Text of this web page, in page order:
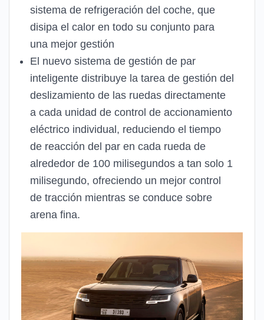
sistema de refrigeración del coche, que
disipa el calor en todo su conjunto para
una mejor gestión
El nuevo sistema de gestión de par
inteligente distribuye la tarea de gestión del
deslizamiento de las ruedas directamente
a cada unidad de control de accionamiento
eléctrico individual, reduciendo el tiempo
de reacción del par en cada rueda de
alrededor de 100 milisegundos a tan solo 1
milisegundo, ofreciendo un mejor control
de tracción mientras se conduce sobre
arena fina.